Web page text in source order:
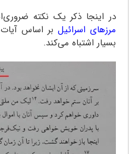
در اینجا ذکر یک نکته
مرزهای اسرائیل بر اساس
بسیار اشتباه می‌کند.